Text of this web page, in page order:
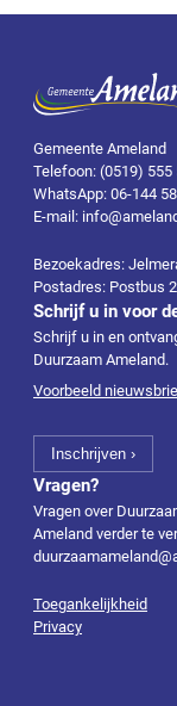
Gemeente Ameland
Telefoon: (0519) 555
WhatsApp: 06-144
E-mail:
Bezoekadres:
Postadres: Postbus
Schrijf u in voor
Schrijf u in en
Duurzaam Ameland.
Voorbeeld
Vragen?
Vragen over
Ameland verder te
Toegankelijkheid
Privacy